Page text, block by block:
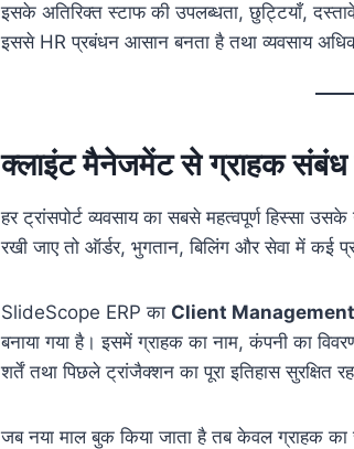
इसके अतिरिक्त स्टाफ की उपलब्धता, छुट्टियाँ,
इससे HR प्रबंधन आसान बनता है तथा व्यवसाय
क्लाइंट मैनेजमेंट से ग्राहक
हर ट्रांसपोर्ट व्यवसाय का सबसे महत्वपूर्ण हिस्सा
रखी जाए तो ऑर्डर, भुगतान, बिलिंग और सेवा में कई
SlideScope ERP का Client
बनाया गया है। इसमें ग्राहक का नाम, कंपनी का
शर्तें तथा पिछले ट्रांजैक्शन का पूरा इतिहास सुरक्षित
जब नया माल बुक किया जाता है तब केवल ग्राहक